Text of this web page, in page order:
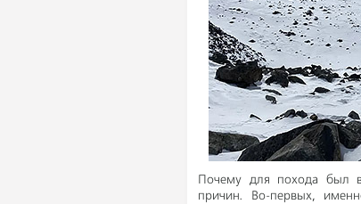
Почему для похода был
причин. Во-первых,